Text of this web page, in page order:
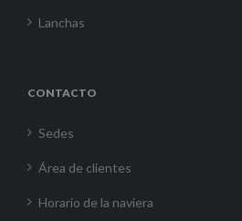
Lanchas
CONTACTO
Sedes
Área de clientes
Horario de la naviera